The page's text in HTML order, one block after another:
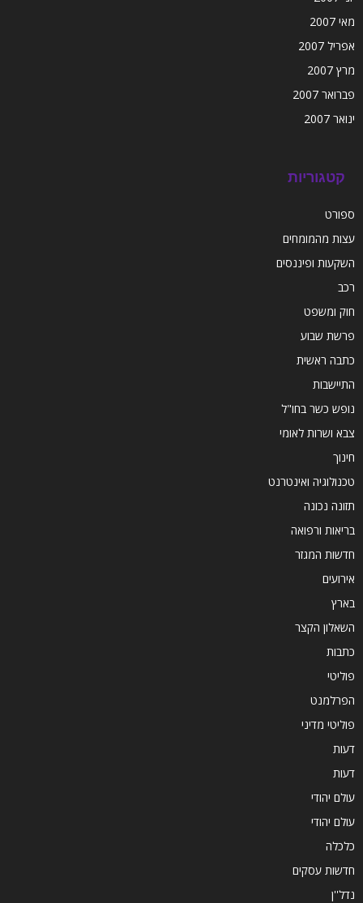
מאי 2007
אפריל 2007
מרץ 2007
פברואר 2007
ינואר 2007
קטגוריות
ספורט
עצות מהמומחים
השקעות ופיננסים
רכב
חוק ומשפט
פרשת שבוע
כתבה ראשית
התיישבות
נופש כשר בחו"ל
צבא ושרות לאומי
חינוך
טכנולוגיה ואינטרנט
תזונה נכונה
בריאות ורפואה
חדשות המגזר
אירועים
בארץ
השאלון הקצר
כתבות
פוליטי
הפרלמנט
פוליטי מדיני
דעות
דעות
עולם יהודי
עולם יהודי
כלכלה
חדשות עסקים
נדל''ן